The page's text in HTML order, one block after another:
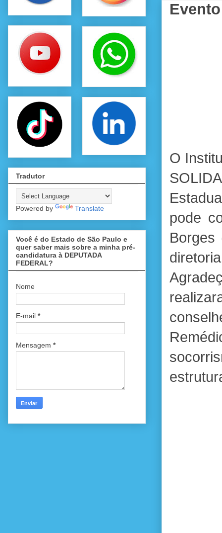
O
pode
Borges
Tradutor
Powered by Translate
Você é do Estado de São Paulo e
quer saber mais sobre a minha pré-
candidatura à DEPUTADA
FEDERAL?
Nome
E-mail *
Mensagem *